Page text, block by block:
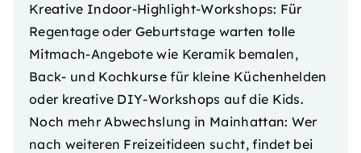
Kreative Indoor-Highlight-Workshops: Für
Regentage oder Geburtstage warten tolle
Mitmach-Angebote wie Keramik bemalen,
Back- und Kochkurse für kleine Küchenhelden
oder kreative DIY-Workshops auf die Kids.
Noch mehr Abwechslung in Mainhattan: Wer
nach weiteren Freizeitideen sucht, findet bei